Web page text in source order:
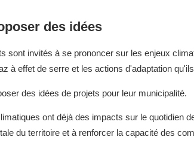
des idées
sont invités à se prononcer sur les enjeux
à effet de serre et les actions d'adaptation
des idées de projets pour leur municipalité.
ont déjà des impacts sur le quotidien
du territoire et à renforcer la capacité des